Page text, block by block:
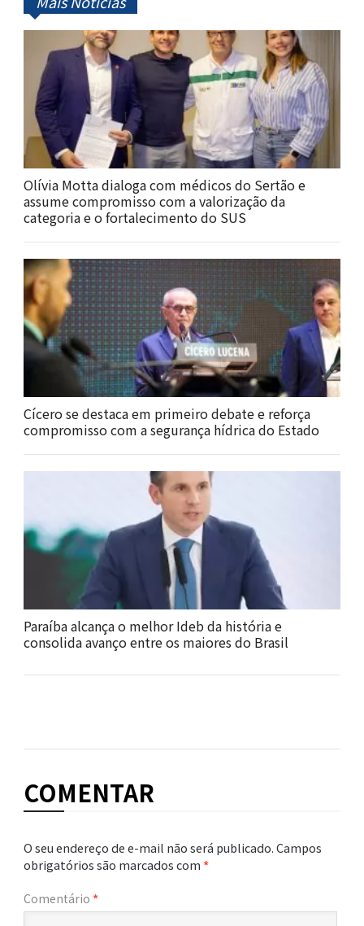
Olívia Motta dialoga com médicos do Sertão e
assume compromisso com a valorização da
categoria e o fortalecimento do SUS
Cícero se destaca em primeiro debate e reforça
compromisso com a segurança hídrica do Estado
Paraíba alcança o melhor Ideb da história e
consolida avanço entre os maiores do Brasil
COMENTAR
O seu endereço de e-mail não será publicado.Campos
obrigatórios são marcados com*
Comentário *